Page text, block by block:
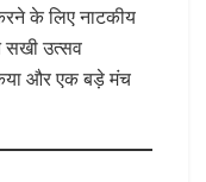
के लिए नाटकीय
सखी उत्सव
और एक बड़े मंच